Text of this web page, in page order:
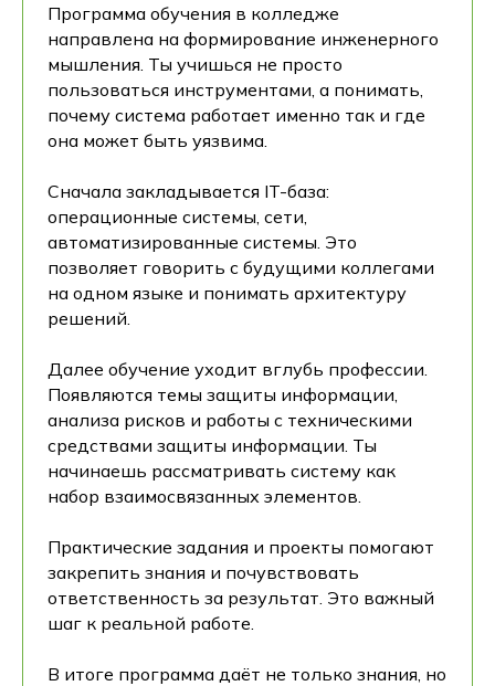
Программа обучения в колледже
направлена на формирование инженерного
мышления. Ты учишься не просто
пользоваться инструментами, а понимать,
почему система работает именно так и где
она может быть уязвима.
Сначала закладывается IT-база:
операционные системы, сети,
автоматизированные системы. Это
позволяет говорить с будущими коллегами
на одном языке и понимать архитектуру
решений.
Далее обучение уходит вглубь профессии.
Появляются темы защиты информации,
анализа рисков и работы с техническими
средствами защиты информации. Ты
начинаешь рассматривать систему как
набор взаимосвязанных элементов.
Практические задания и проекты помогают
закрепить знания и почувствовать
ответственность за результат. Это важный
шаг к реальной работе.
В итоге программа даёт не только знания, но